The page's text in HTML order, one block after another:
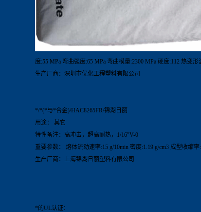
度:55 MPa 弯曲强度:65 MPa 弯曲模量:2300 MPa 硬度:112 热变
生产厂商：深圳市优化工程塑料有限公司
*/*(*与*合金)/HAC8265FR/锦湖日丽
用途： 其它
特性备注：高冲击，超高耐热，1/16″V-0
重要参数： 熔体流动速率:15 g/10min 密度:1.19 g/cm3 成型收缩
生产厂商：上海锦湖日丽塑料有限公司
*的UL认证：